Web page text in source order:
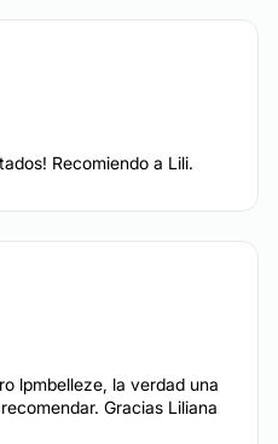
Recomiendo a Lili.
lpmbelleze, la verdad una
Gracias Liliana